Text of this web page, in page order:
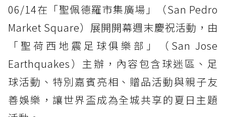
06/14在「聖佩德羅市集廣場」（San Pedro
Market Square）展開開幕週末慶祝活動，由
「聖荷西地震足球俱樂部」（San Jose
Earthquakes）主辦，內容包含球迷區、足
球活動、特別嘉賓亮相、贈品活動與親子友
善娛樂，讓世界盃成為全城共享的夏日主題